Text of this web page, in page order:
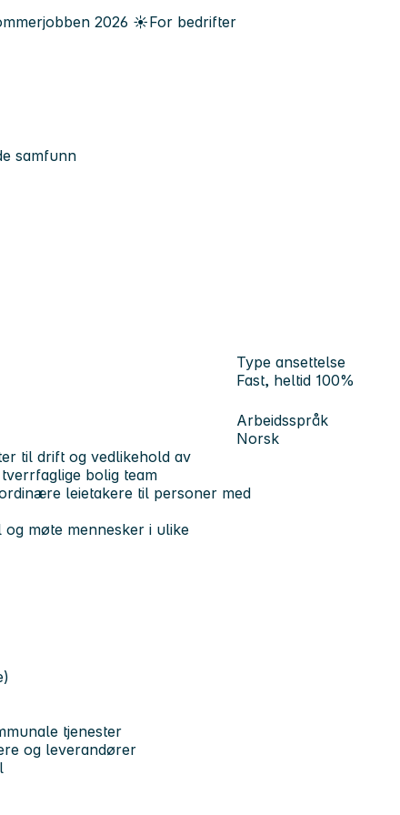
2026 ☀️For bedrifter
samfunn
Type ansettelse
Fast, heltid 100%
Arbeidsspråk
Norsk
til drift og vedlikehold av
bolig team
leietakere til personer med
møte mennesker i ulike
tjenester
og leverandører